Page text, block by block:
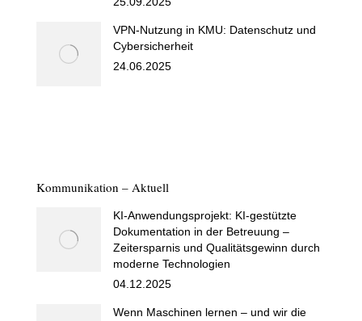
VPN-Nutzung in KMU: Datenschutz und
Cybersicherheit
24.06.2025
Kommunikation – Aktuell
KI-Anwendungsprojekt: KI-gestützte
Dokumentation in der Betreuung –
Zeitersparnis und Qualitätsgewinn durch
moderne Technologien
04.12.2025
Wenn Maschinen lernen – und wir die